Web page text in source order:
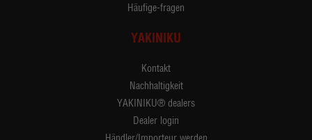
Häufige-fragen
YAKINIKU
Kontakt
Nachhaltigkeit
YAKINIKU® dealers
Dealer login